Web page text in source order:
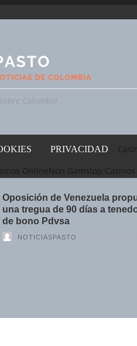
Colombia
PRIVACIDAD
OnlineNon Gamstop Casinos
Oposición de Venezuela
una tregua de 90 días a
de bono Pdvsa
NOTICIASPASTO